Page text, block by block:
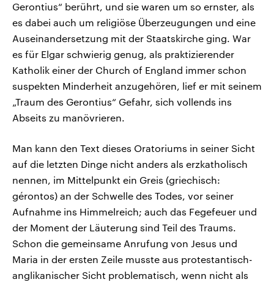
Gerontius“ berührt, und sie waren um so ernster, als
es dabei auch um religiöse Überzeugungen und eine
Auseinandersetzung mit der Staatskirche ging. War
es für Elgar schwierig genug, als praktizierender
Katholik einer der Church of England immer schon
suspekten Minderheit anzugehören, lief er mit seinem
„Traum des Gerontius“ Gefahr, sich vollends ins
Abseits zu manövrieren.
Man kann den Text dieses Oratoriums in seiner Sicht
auf die letzten Dinge nicht anders als erzkatholisch
nennen, im Mittelpunkt ein Greis (griechisch:
gérontos) an der Schwelle des Todes, vor seiner
Aufnahme ins Himmelreich; auch das Fegefeuer und
der Moment der Läuterung sind Teil des Traums.
Schon die gemeinsame Anrufung von Jesus und
Maria in der ersten Zeile musste aus protestantisch-
anglikanischer Sicht problematisch, wenn nicht als